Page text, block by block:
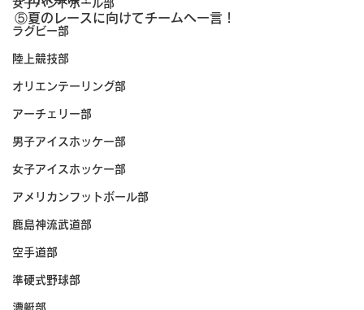
女子ハンドボール部
ラグビー部
陸上競技部
オリエンテーリング部
アーチェリー部
男子アイスホッケー部
女子アイスホッケー部
アメリカンフットボール部
鹿島神流武道部
空手道部
準硬式野球部
漕艇部
⑤夏のレースに向けてチームへ一言！